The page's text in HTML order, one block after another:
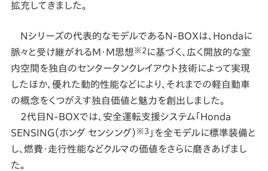
拡充してきました。
Nシリーズの代表的なモデルであるN-BOXは、Hondaに
脈々と受け継がれるM・M思想※2に基づく、広く開放的な室
内空間を独自のセンタータンクレイアウト技術によって実現
したほか、優れた動的性能などにより、それまでの軽自動車
の概念をくつがえす独自価値と魅力を創出しました。
2代目N-BOXでは、安全運転支援システム「Honda
SENSING（ホンダ センシング） ※3」を全モデルに標準装備と
し、燃費・走行性能などクルマの価値をさらに磨きあげまし
た。